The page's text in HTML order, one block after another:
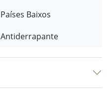
Países Baixos
Antiderrapante